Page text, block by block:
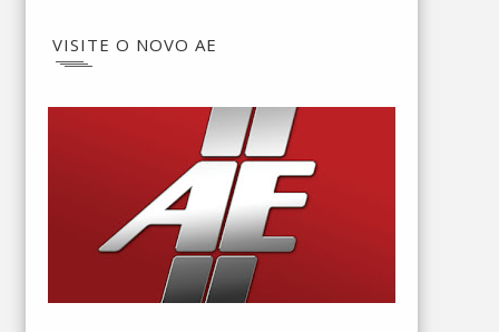
VISITE O NOVO AE